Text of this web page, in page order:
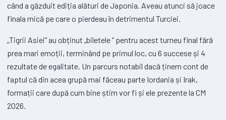
când a găzduit ediția alături de Japonia. Aveau atunci să joace
finala mică pe care o pierdeau în detrimentul Turciei.
„Tigrii Asiei” au obținut „biletele ” pentru acest turneu final fără
prea mari emoții, terminând pe primul loc, cu 6 succese și 4
rezultate de egalitate. Un parcurs notabil dacă ținem cont de
faptul că din acea grupă mai făceau parte Iordania și Irak,
formații care după cum bine știm vor fi și ele prezente la CM
2026.